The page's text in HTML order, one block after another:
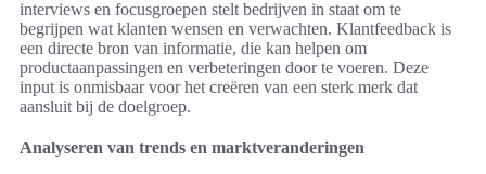
interviews en focusgroepen stelt bedrijven in staat om te
begrijpen wat klanten wensen en verwachten. Klantfeedback is
een directe bron van informatie, die kan helpen om
productaanpassingen en verbeteringen door te voeren. Deze
input is onmisbaar voor het creëren van een sterk merk dat
aansluit bij de doelgroep.
Analyseren van trends en marktveranderingen